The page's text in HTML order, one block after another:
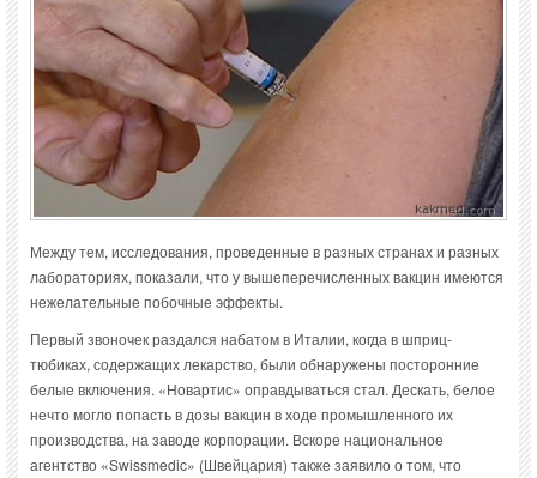
Между тем, исследования, проведенные в разных странах и разных
лабораториях, показали, что у вышеперечисленных вакцин имеются
нежелательные побочные эффекты.
Первый звоночек раздался набатом в Италии, когда в шприц-
тюбиках, содержащих лекарство, были обнаружены посторонние
белые включения. «Новартис» оправдываться стал. Дескать, белое
нечто могло попасть в дозы вакцин в ходе промышленного их
производства, на заводе корпорации. Вскоре национальное
агентство «Swissmedic» (Швейцария) также заявило о том, что